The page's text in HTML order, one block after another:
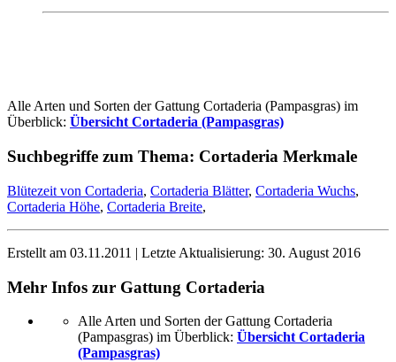
Alle Arten und Sorten der Gattung Cortaderia (Pampasgras) im
Überblick: Übersicht Cortaderia (Pampasgras)
Suchbegriffe zum Thema: Cortaderia Merkmale
Blütezeit von Cortaderia, Cortaderia Blätter, Cortaderia Wuchs,
Cortaderia Höhe, Cortaderia Breite,
Erstellt am 03.11.2011 | Letzte Aktualisierung: 30. August 2016
Mehr Infos zur Gattung Cortaderia
Alle Arten und Sorten der Gattung Cortaderia
(Pampasgras) im Überblick: Übersicht Cortaderia
(Pampasgras)